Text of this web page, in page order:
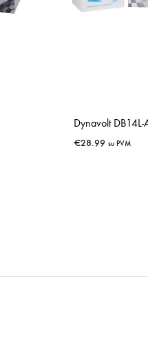
Dynavolt
€28.99 su PVM